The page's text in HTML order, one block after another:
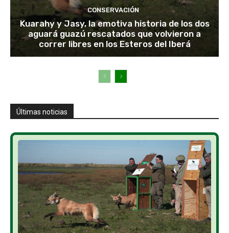
CONSERVACIÓN
Kuarahy y Jasy, la emotiva historia de los dos
aguará guazú rescatados que volvieron a
correr libres en los Esteros del Iberá
Últimas noticias